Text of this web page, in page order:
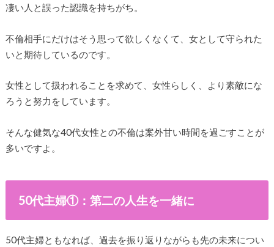
凄い人と誤った認識を持ちがち。
不倫相手にだけはそう思って欲しくなくて、女として守られた
いと期待しているのです。
女性として扱われることを求めて、女性らしく、より素敵にな
ろうと努力をしています。
そんな健気な40代女性との不倫は案外甘い時間を過ごすことが
多いですよ。
50代主婦①：第二の人生を一緒に
50代主婦ともなれば、過去を振り返りながらも先の未来につい